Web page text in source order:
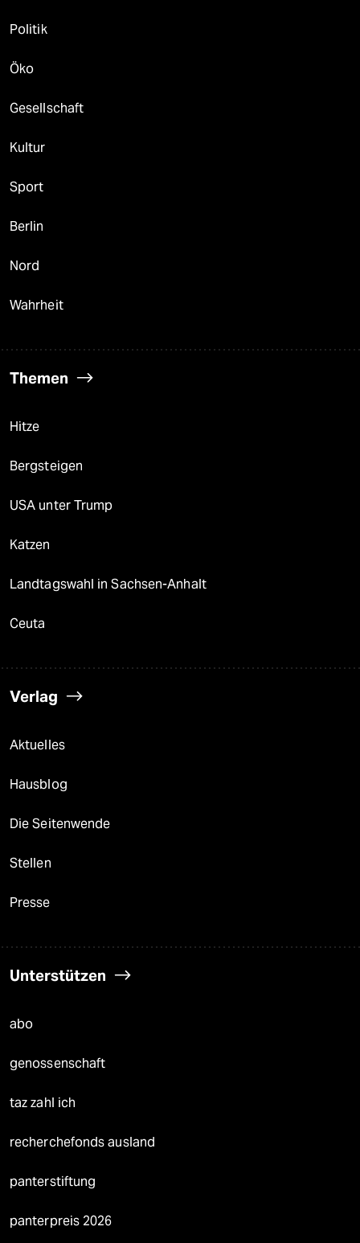
Politik
Öko
Gesellschaft
Kultur
Sport
Berlin
Nord
Wahrheit
Themen
Hitze
Bergsteigen
USA unter Trump
Katzen
Landtagswahl in Sachsen-Anhalt
Ceuta
Verlag
Aktuelles
Hausblog
Die Seitenwende
Stellen
Presse
Unterstützen
abo
genossenschaft
taz zahl ich
recherchefonds ausland
panterstiftung
panterpreis 2026